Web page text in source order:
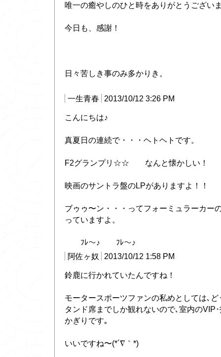
唯一の癒やしのひと時をありがとうござい
今日も、感謝！
日々苦しき事のみ多かりき。
一生青春 2013/10/12 3:26 PM
こんにちは♪
真夏日の連続で・・・ヘトヘトです。
F2グランプリ☆☆ なんと懐かしい！
映画のサントラ盤のLPがありますよ！！
ブゥゥ〜ン・・・ってフォーミュラーカー
っていますよ。
ﾌﾚ〜♪ ﾌﾚ〜♪
阿佐ヶ奴
2013/10/12 1:58 PM
鈴鹿に行かれていたんですね！
モータースポーツファンの私めとしては､
タンド席までしか観れないので､室内のVIP
かぎりです｡
いいですね〜(*´∇｀*)